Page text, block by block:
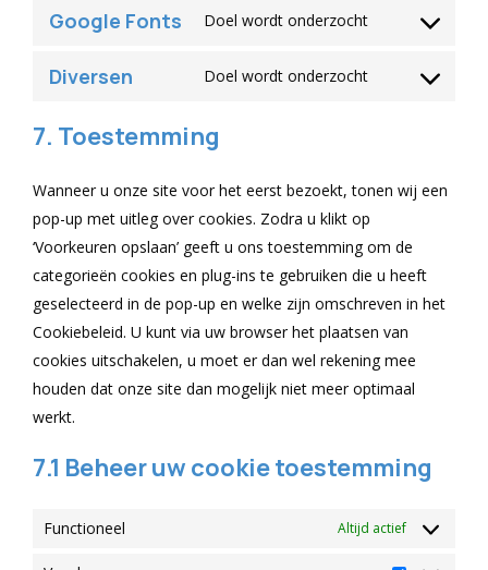
service
statistics
Google Fonts Doel wordt onderzocht
Consent
service
Diversen Doel wordt onderzocht
Consent
7. Toestemming
Wanneer u onze site voor het eerst bezoekt, tonen wij een
pop-up met uitleg over cookies. Zodra u klikt op
‘Voorkeuren opslaan’ geeft u ons toestemming om de
categorieën cookies en plug-ins te gebruiken die u heeft
geselecteerd in de pop-up en welke zijn omschreven in het
Cookiebeleid. U kunt via uw browser het plaatsen van
cookies uitschakelen, u moet er dan wel rekening mee
houden dat onze site dan mogelijk niet meer optimaal
werkt.
7.1 Beheer uw cookie toestemming
Functioneel Altijd actief